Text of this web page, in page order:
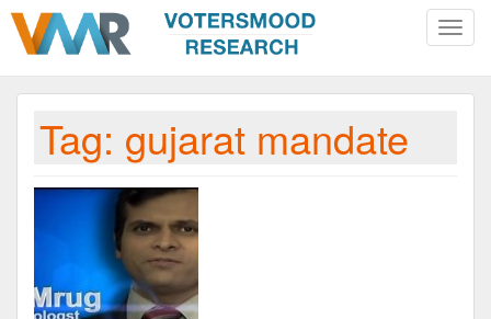
Toggle
Tag: gujarat mandate